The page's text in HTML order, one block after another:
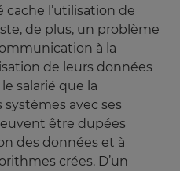
cache l’utilisation de
de plus, un problème
à la
de leurs données
salarié que la
avec ses
être dupées
des données et à
crées. D’un